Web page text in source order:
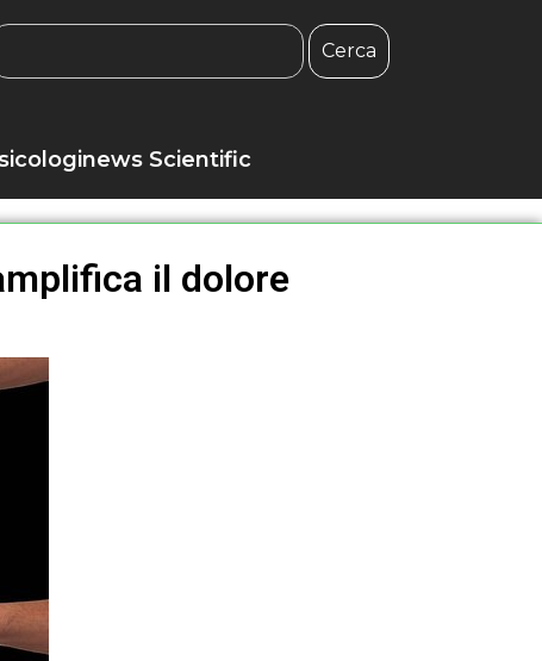
Cerca
Scientific
il dolore